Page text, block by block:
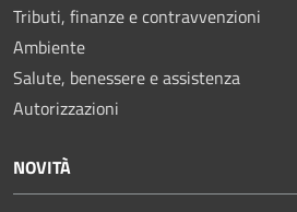
Tributi, finanze e contravvenzioni
Ambiente
Salute, benessere e assistenza
Autorizzazioni
NOVITÀ